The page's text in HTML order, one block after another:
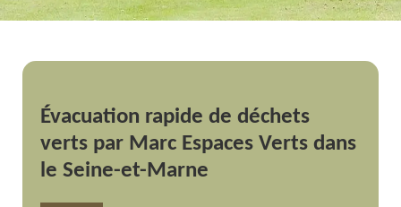
Évacuation rapide de déchets
verts par Marc Espaces Verts dans
le Seine-et-Marne